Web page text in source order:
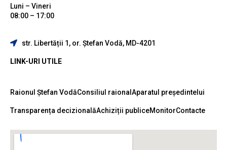
Luni – Vineri
08:00 – 17:00
str. Libertății 1, or. Ștefan Vodă, MD-4201
LINK-URI UTILE
Raionul Ștefan VodăConsiliul raional Aparatul președintelui
Transparența decizionalăAchiziții publiceMonitorContacte